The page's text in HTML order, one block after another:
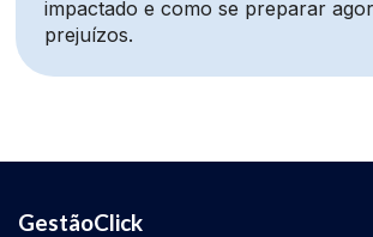
impactado e como se preparar
prejuízos.
GestãoClick